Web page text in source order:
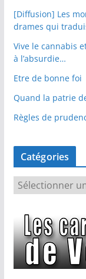
[Diffusion] Les
drames qui
Vive le cannabis
à l’absurdie…
Etre de bonne foi
Quand la patrie
Règles de
Catégories
é
g
o
r